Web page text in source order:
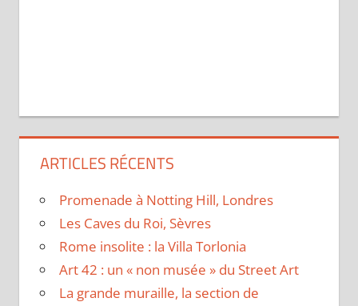
ARTICLES RÉCENTS
Promenade à Notting Hill, Londres
Les Caves du Roi, Sèvres
Rome insolite : la Villa Torlonia
Art 42 : un « non musée » du Street Art
La grande muraille, la section de